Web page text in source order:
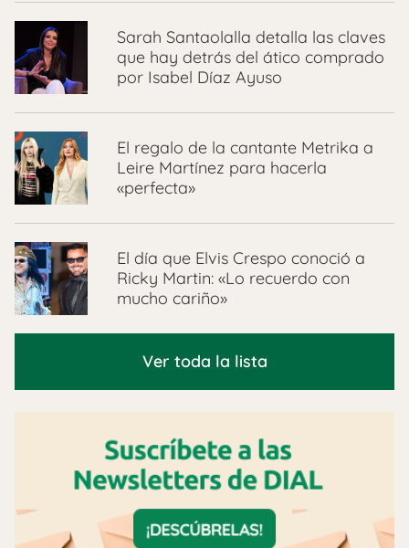
Sarah Santaolalla detalla las claves
que hay detrás del ático comprado
por Isabel Díaz Ayuso
El regalo de la cantante Metrika a
Leire Martínez para hacerla
«perfecta»
El día que Elvis Crespo conoció a
Ricky Martin: «Lo recuerdo con
mucho cariño»
Ver toda la lista